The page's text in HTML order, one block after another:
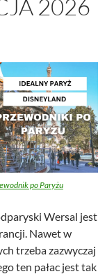
2026
po Paryżu
Wersal jest
Nawet w
trzeba zazwyczaj
ten pałac jest tak